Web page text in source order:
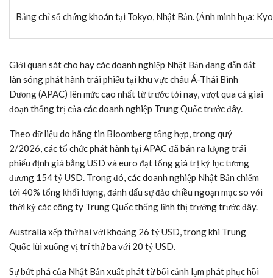
Bảng chỉ số chứng khoán tại Tokyo, Nhật Bản. (Ảnh minh họa:
Giới quan sát cho hay các doanh nghiệp Nhật Bản đang dẫn dắt
làn sóng phát hành trái phiếu tại khu vực châu Á-Thái Bình
Dương (APAC) lên mức cao nhất từ trước tới nay, vượt qua cả giai
đoạn thống trị của các doanh nghiệp Trung Quốc trước đây.
Theo dữ liệu do hãng tin Bloomberg tổng hợp, trong quý
2/2026, các tổ chức phát hành tại APAC đã bán ra lượng trái
phiếu định giá bằng USD và euro đạt tổng giá trị kỷ lục tương
đương 154 tỷ USD. Trong đó, các doanh nghiệp Nhật Bản chiếm
tới 40% tổng khối lượng, đánh dấu sự đảo chiều ngoạn mục so với
thời kỳ các công ty Trung Quốc thống lĩnh thị trường trước đây.
Australia xếp thứ hai với khoảng 26 tỷ USD, trong khi Trung
Quốc lùi xuống vị trí thứ ba với 20 tỷ USD.
Sự bứt phá của Nhật Bản xuất phát từ bối cảnh lạm phát phục hồi